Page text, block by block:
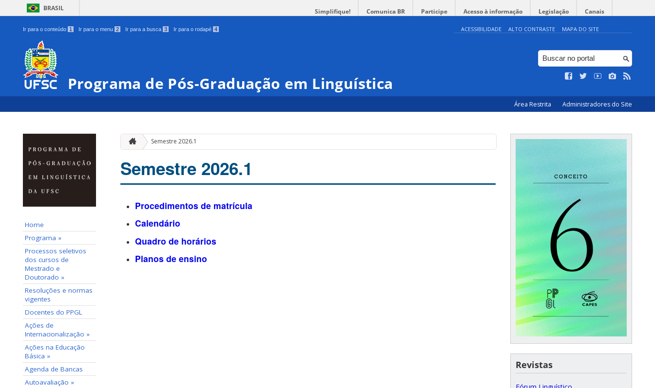
BRASIL Simplifique! Comunica BR Participe Acesso à informação Legislação Canais
Ir para o conteúdo 1 Ir para o menu 2 Ir para a busca 3 Ir para o rodapé 4 ACESSIBILIDADE ALTO CONTRASTE MAPA DO SITE
Programa de Pós-Graduação em Linguística
Área Restrita Administradores do Site
Home
Programa »
Processos seletivos
dos cursos de
Mestrado e
Doutorado »
Resoluções e normas
vigentes
Docentes do PPGL
Ações de
Internacionalização »
Ações na Educação
Básica »
Agenda de Bancas
Autoavaliação »
Semestre 2026.1
Semestre 2026.1
Procedimentos de matrícula
Calendário
Quadro de horários
Planos de ensino
Revistas